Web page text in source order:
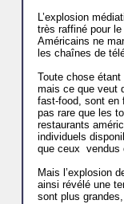
L’explosion
très raffiné pour
Américains ne
les chaînes de
Toute chose
mais ce que veut
fast-food, sont en
pas rare que les
restaurants
individuels
que ceux vendus
Mais l’explosion
ainsi révélé une
sont plus